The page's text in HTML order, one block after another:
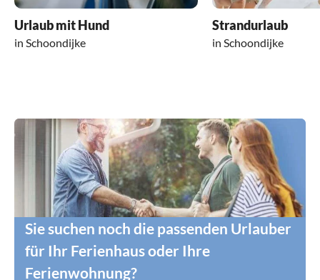
Urlaub mit Hund
in Schoondijke
Strandurlaub
in Schoondijke
Sie suchen noch die passenden Urlauber
für Ihr Ferienhaus oder Ihre
Ferienwohnung?